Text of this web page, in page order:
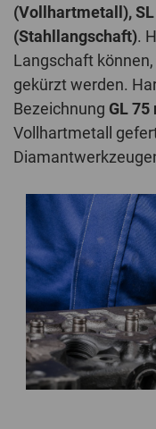
(Vollhartmetall),
(Stahllangschaft).
Langschaft
gekürzt werden.
Bezeichnung GL 75
Vollhartmetall